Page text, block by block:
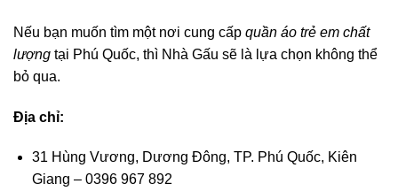
Nếu bạn muốn tìm một nơi cung cấp quần áo trẻ em chất
lượng tại Phú Quốc, thì Nhà Gấu sẽ là lựa chọn không thể
bỏ qua.
Địa chỉ:
31 Hùng Vương, Dương Đông, TP. Phú Quốc, Kiên
Giang – 0396 967 892